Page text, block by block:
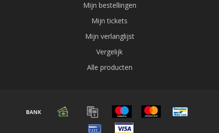
Mijn bestellingen
Mijn tickets
Mijn verlanglijst
Vergelijk
Alle producten